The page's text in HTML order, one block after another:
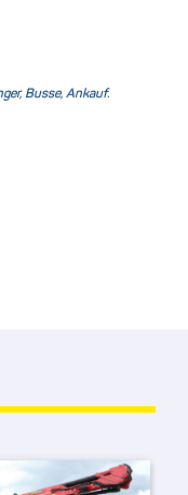
Busse, Ankauf.